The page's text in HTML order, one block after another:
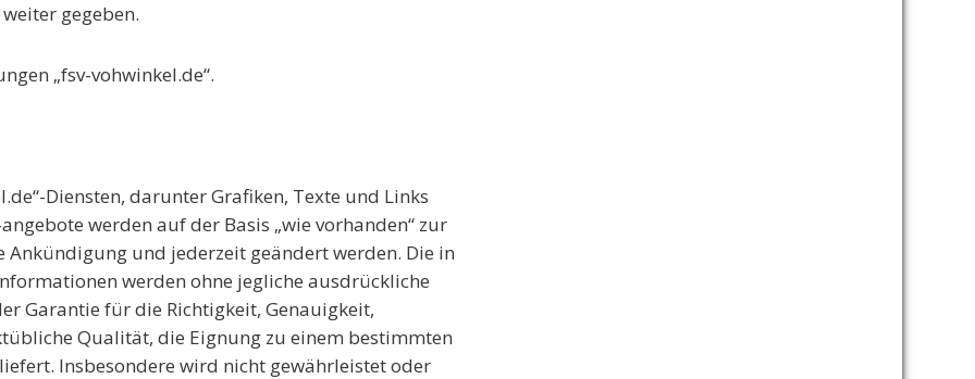
gegeben.
„fsv-vohwinkel.de“.
Diensten, darunter Grafiken, Texte und Links
werden auf der Basis „wie vorhanden“ zur
und jederzeit geändert werden. Die in
werden ohne jegliche ausdrückliche
Garantie für die Richtigkeit, Genauigkeit,
Qualität, die Eignung zu einem bestimmten
Insbesondere wird nicht gewährleistet oder